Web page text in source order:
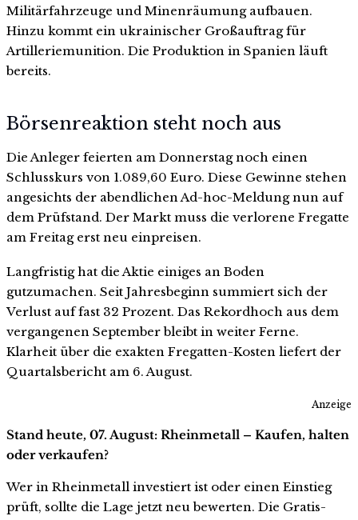
Militärfahrzeuge und Minenräumung aufbauen.
Hinzu kommt ein ukrainischer Großauftrag für
Artilleriemunition. Die Produktion in Spanien läuft
bereits.
Börsenreaktion steht noch aus
Die Anleger feierten am Donnerstag noch einen
Schlusskurs von 1.089,60 Euro. Diese Gewinne stehen
angesichts der abendlichen Ad-hoc-Meldung nun auf
dem Prüfstand. Der Markt muss die verlorene Fregatte
am Freitag erst neu einpreisen.
Langfristig hat die Aktie einiges an Boden
gutzumachen. Seit Jahresbeginn summiert sich der
Verlust auf fast 32 Prozent. Das Rekordhoch aus dem
vergangenen September bleibt in weiter Ferne.
Klarheit über die exakten Fregatten-Kosten liefert der
Quartalsbericht am 6. August.
Anzeige
Stand heute, 07. August: Rheinmetall – Kaufen, halten
oder verkaufen?
Wer in Rheinmetall investiert ist oder einen Einstieg
prüft, sollte die Lage jetzt neu bewerten. Die Gratis-